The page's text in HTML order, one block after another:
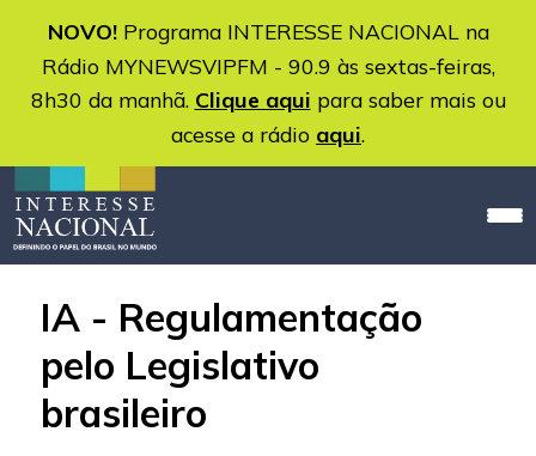
NOVO!Programa INTERESSE NACIONAL na
Rádio MYNEWSVIPFM - 90.9 às sextas-feiras,
8h30 da manhã. Clique aqui para saber mais ou
acesse a rádio aqui.
IA - Regulamentação
pelo Legislativo
brasileiro